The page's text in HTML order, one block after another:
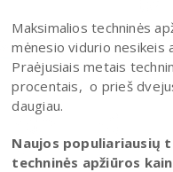
Maksimalios techninės
mėnesio vidurio nesikeis
Praėjusiais metais
procentais, o prieš
daugiau.
Naujos populiariausių
techninės apžiūros